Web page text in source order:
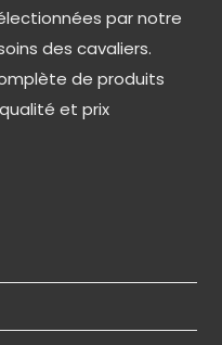
par notre
des cavaliers.
de produits
et prix